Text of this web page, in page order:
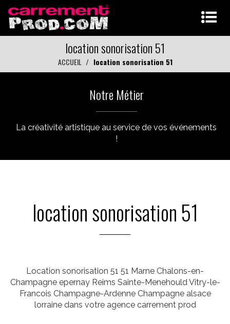
location sonorisation 51
ACCUEIL location sonorisation 51
Notre Métier
La créativité artistique au service de vos événements
!
location sonorisation 51
Location sonorisation 51 51 Marne Chalons-en-
Champagne epernay Reims Sainte-Menehould Vitry-le-
Francois Champagne-Ardenne Champagne alsace
lorraine dans votre agence carrement prod